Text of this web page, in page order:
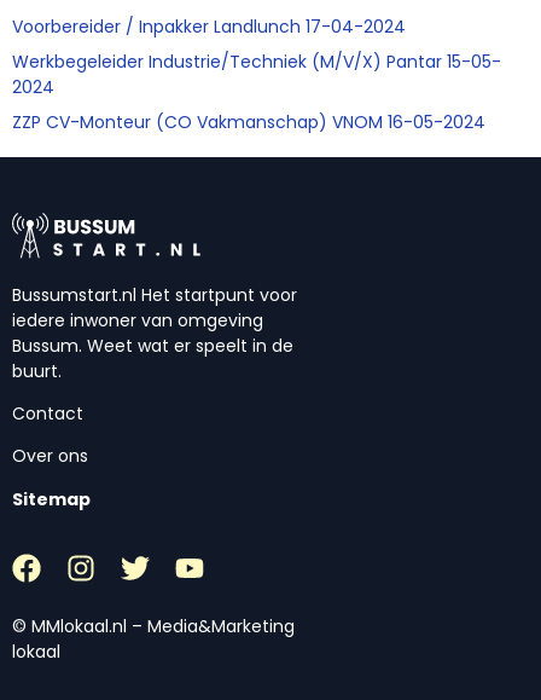
Voorbereider / Inpakker Landlunch 17-04-2024
Werkbegeleider Industrie/Techniek (M/V/X) Pantar 15-05-
2024
ZZP CV-Monteur (CO Vakmanschap) VNOM 16-05-2024
Bussumstart.nl Het startpunt voor
iedere inwoner van omgeving
Bussum. Weet wat er speelt in de
buurt.
Contact
Over ons
Sitemap
© MMlokaal.nl – Media&Marketing
lokaal